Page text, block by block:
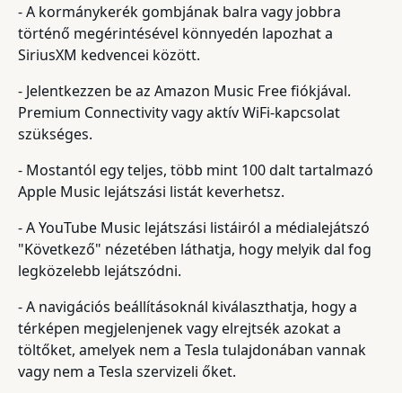
- A kormánykerék gombjának balra vagy jobbra
történő megérintésével könnyedén lapozhat a
SiriusXM kedvencei között.
- Jelentkezzen be az Amazon Music Free fiókjával.
Premium Connectivity vagy aktív WiFi-kapcsolat
szükséges.
- Mostantól egy teljes, több mint 100 dalt tartalmazó
Apple Music lejátszási listát keverhetsz.
- A YouTube Music lejátszási listáiról a médialejátszó
"Következő" nézetében láthatja, hogy melyik dal fog
legközelebb lejátszódni.
- A navigációs beállításoknál kiválaszthatja, hogy a
térképen megjelenjenek vagy elrejtsék azokat a
töltőket, amelyek nem a Tesla tulajdonában vannak
vagy nem a Tesla szervizeli őket.